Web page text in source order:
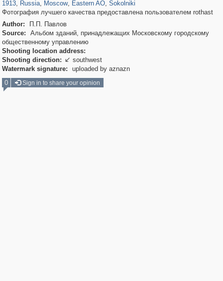
1913, Russia, Moscow, Eastern AO, Sokolniki
Фотография лучшего качества предоставлена пользователем rothast
Author:
П.П. Павлов
Source:
Альбом зданий, принадлежащих Московскому городскому
общественному управлению
Shooting location address:
Shooting direction:  southwest
Watermark signature:
uploaded by aznazn
0
Sign in to share your opinion